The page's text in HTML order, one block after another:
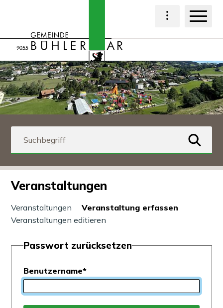
Navigieren in
suchen
Veranstaltungen
Veranstaltungen
Veranstaltung erfassen
Veranstaltungen editieren
Passwort zurücksetzen
Benutzername*